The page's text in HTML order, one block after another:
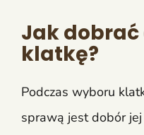
Jak
klatkę?
Podczas wyboru
sprawą jest dobór